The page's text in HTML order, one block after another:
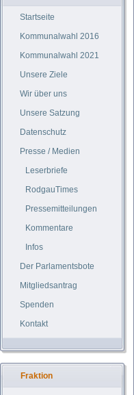
Startseite
Kommunalwahl 2016
Kommunalwahl 2021
Unsere Ziele
Wir über uns
Unsere Satzung
Datenschutz
Presse / Medien
Leserbriefe
RodgauTimes
Pressemitteilungen
Kommentare
Infos
Der Parlamentsbote
Mitgliedsantrag
Spenden
Kontakt
Fraktion